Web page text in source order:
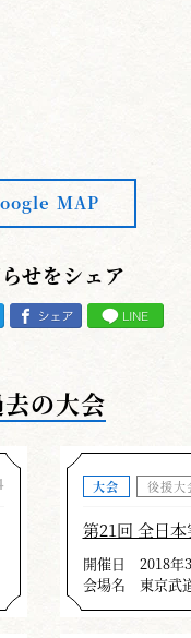
MAP
せをシェア
の大会
大会 後援大
第21回 全日本
開催日
2018年3
会場名
東京武